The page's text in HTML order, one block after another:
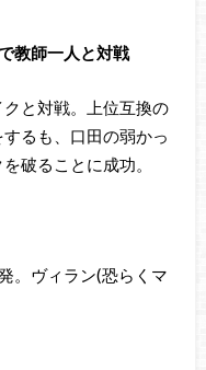
教師一人と対戦
と対戦。上位互換の
るも、口田の弱かっ
破ることに成功。
。ヴィラン(恐らくマ